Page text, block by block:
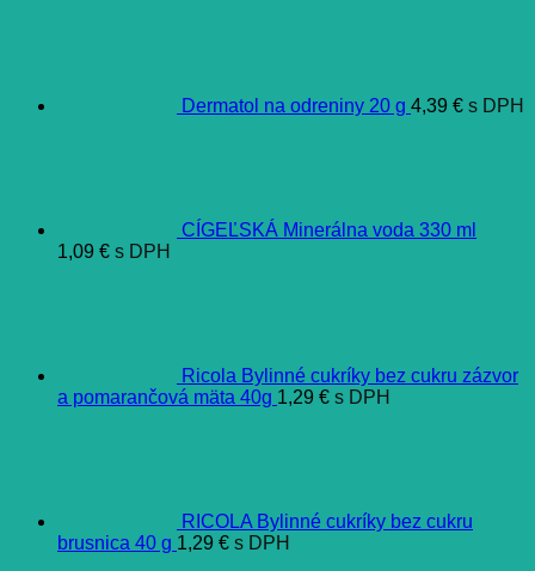
Dermatol na odreniny 20 g 4,39 € s DPH
CÍGEĽSKÁ Minerálna voda 330 ml
1,09 € s DPH
Ricola Bylinné cukríky bez cukru zázvor
a pomarančová mäta 40g 1,29 € s DPH
RICOLA Bylinné cukríky bez cukru
brusnica 40 g 1,29 € s DPH